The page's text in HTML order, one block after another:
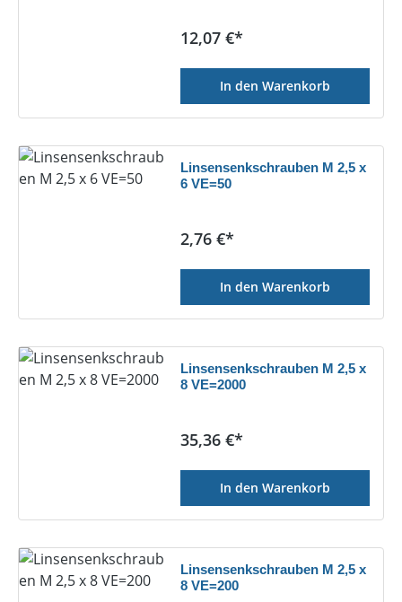
Regulärer Preis:
12,07 €*
In den Warenkorb
Linsensenkschrauben M 2,5 x
6 VE=50
Regulärer Preis:
2,76 €*
In den Warenkorb
Linsensenkschrauben M 2,5 x
8 VE=2000
Regulärer Preis:
35,36 €*
In den Warenkorb
Linsensenkschrauben M 2,5 x
8 VE=200